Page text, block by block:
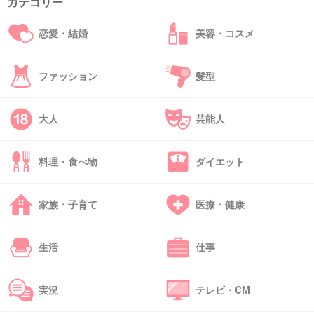
絶対あり得ないけどB'zのライブを2時間位して
くれたら見る！
ＡＫＢ関係はいらない！
+38
２４時間テレビも総合司会なのに、ちょっとそ
ろそろ可哀想…
別にこれは他の人でよかったでしょ
恋愛・結婚 美容・コスメ
ファッション 髪型
大人 芸能人
料理・食べ物 ダイエット
家族・子育て 医療・健康
生活 仕事
実況 テレビ・CM